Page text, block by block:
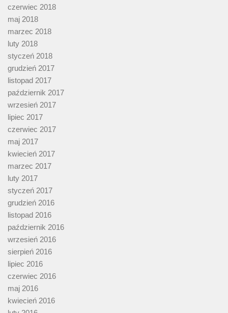
czerwiec 2018
maj 2018
marzec 2018
luty 2018
styczeń 2018
grudzień 2017
listopad 2017
październik 2017
wrzesień 2017
lipiec 2017
czerwiec 2017
maj 2017
kwiecień 2017
marzec 2017
luty 2017
styczeń 2017
grudzień 2016
listopad 2016
październik 2016
wrzesień 2016
sierpień 2016
lipiec 2016
czerwiec 2016
maj 2016
kwiecień 2016